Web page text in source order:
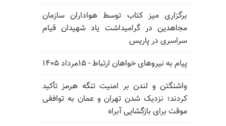
برگزاری میز کتاب توسط هواداران سازمان
مجاهدین در گرامیداشت یاد شهیدان قیام
سراسری در پاریس
پیام به نیروهای خواهان ارتباط - ۱۵مرداد ۱۴۰۵
واشنگتن و لندن بر امنیت تنگه هرمز تأکید
کردند؛ نزدیک شدن تهران و عمان به توافقی
موقت برای بازگشایی آبراه